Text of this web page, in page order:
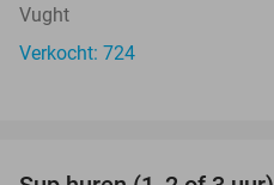
Vught
Verkocht: 724